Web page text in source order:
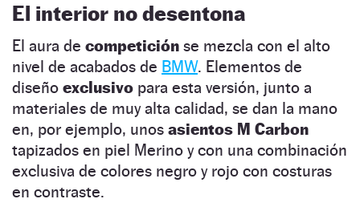
El interior no desentona
El aura de competición se mezcla con el alto
nivel de acabados de BMW. Elementos de
diseño exclusivo para esta versión, junto a
materiales de muy alta calidad, se dan la mano
en, por ejemplo, unos asientos M Carbon
tapizados en piel Merino y con una combinación
exclusiva de colores negro y rojo con costuras
en contraste.